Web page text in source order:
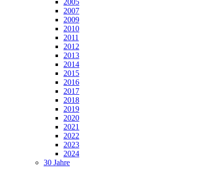
2007
2009
2010
2011
2012
2013
2014
2015
2016
2017
2018
2019
2020
2021
2022
2023
2024
30 Jahre